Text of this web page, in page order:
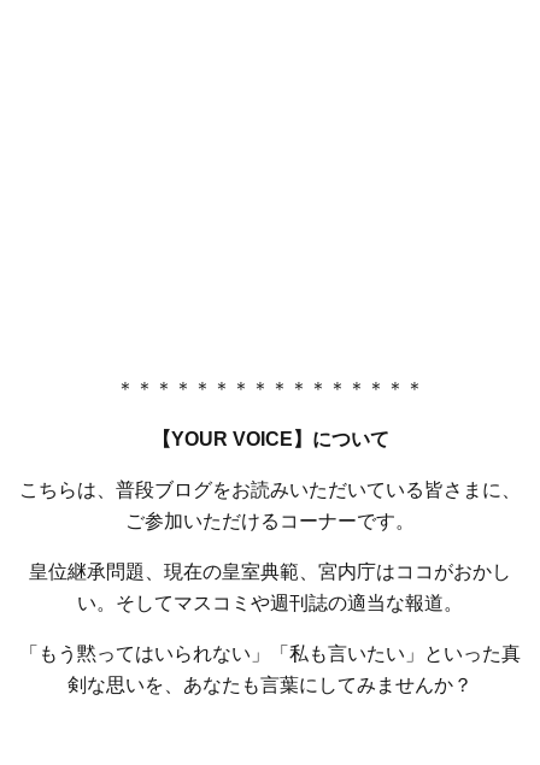
＊＊＊＊＊＊＊＊＊＊＊＊＊＊＊＊
【YOUR VOICE】について
こちらは、普段ブログをお読みいただいている皆さまに、
ご参加いただけるコーナーです。
皇位継承問題、現在の皇室典範、宮内庁はココがおかし
い。そしてマスコミや週刊誌の適当な報道。
「もう黙ってはいられない」「私も言いたい」といった真
剣な思いを、あなたも言葉にしてみませんか？